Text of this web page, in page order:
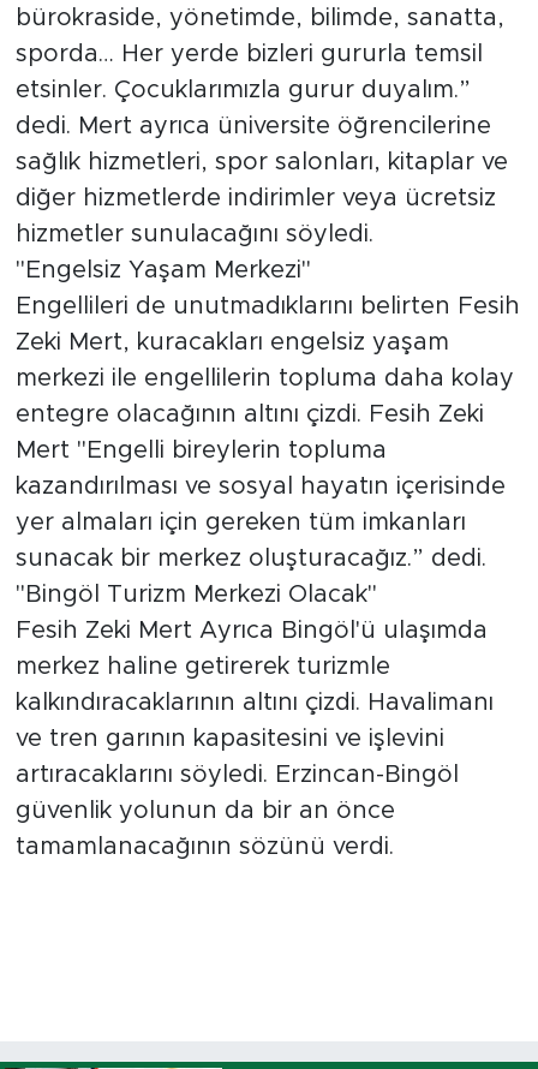
bürokraside, yönetimde, bilimde, sanatta,
sporda… Her yerde bizleri gururla temsil
etsinler. Çocuklarımızla gurur duyalım.”
dedi. Mert ayrıca üniversite öğrencilerine
sağlık hizmetleri, spor salonları, kitaplar ve
diğer hizmetlerde indirimler veya ücretsiz
hizmetler sunulacağını söyledi.
"Engelsiz Yaşam Merkezi"
Engellileri de unutmadıklarını belirten Fesih
Zeki Mert, kuracakları engelsiz yaşam
merkezi ile engellilerin topluma daha kolay
entegre olacağının altını çizdi. Fesih Zeki
Mert "Engelli bireylerin topluma
kazandırılması ve sosyal hayatın içerisinde
yer almaları için gereken tüm imkanları
sunacak bir merkez oluşturacağız.” dedi.
"Bingöl Turizm Merkezi Olacak"
Fesih Zeki Mert Ayrıca Bingöl'ü ulaşımda
merkez haline getirerek turizmle
kalkındıracaklarının altını çizdi. Havalimanı
ve tren garının kapasitesini ve işlevini
artıracaklarını söyledi. Erzincan-Bingöl
güvenlik yolunun da bir an önce
tamamlanacağının sözünü verdi.